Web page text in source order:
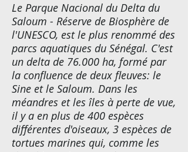
Le Parque Nacional du Delta du
Saloum - Réserve de Biosphère de
l'UNESCO, est le plus renommé des
parcs aquatiques du Sénégal. C'est
un delta de 76.000 ha, formé par
la confluence de deux fleuves: le
Sine et le Saloum. Dans les
méandres et les îles à perte de vue,
il y a en plus de 400 espèces
différentes d'oiseaux, 3 espèces de
tortues marines qui, comme les